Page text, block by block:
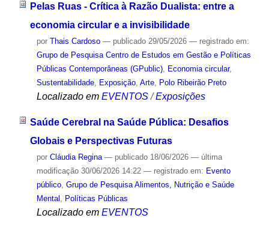
Pelas Ruas - Crítica à Razão Dualista: entre a
economia circular e a invisibilidade
por Thais Cardoso — publicado29/05/2026 — registrado em:
Grupo de Pesquisa Centro de Estudos em Gestão e Políticas
Públicas Contemporâneas (GPublic), Economia circular,
Sustentabilidade, Exposição, Arte, Polo Ribeirão Preto
Localizado em EVENTOS /Exposições
Saúde Cerebral na Saúde Pública: Desafios
Globais e Perspectivas Futuras
por Cláudia Regina — publicado18/06/2026 — última
modificação30/06/2026 14:22 — registrado em: Evento
público, Grupo de Pesquisa Alimentos, Nutrição e Saúde
Mental
Políticas Públicas
Localizado em EVENTOS